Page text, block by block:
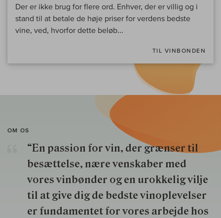
Der er ikke brug for flere ord. Enhver, der er villig og i
stand til at betale de høje priser for verdens bedste
vine, ved, hvorfor dette beløb...
TIL VINBONDEN
OM OS
“En passion for vin, der grænser til
besættelse, nære venskaber med
vores vinbønder og en urokkelig vilje
til at give dig de bedste vinoplevelser
er fundamentet for vores arbejde hos